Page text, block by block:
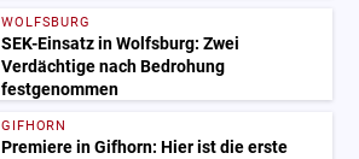
WOLFSBURG
SEK-Einsatz in Wolfsburg: Zwei
Verdächtige nach Bedrohung
festgenommen
GIFHORN
Premiere in Gifhorn: Hier ist die erste